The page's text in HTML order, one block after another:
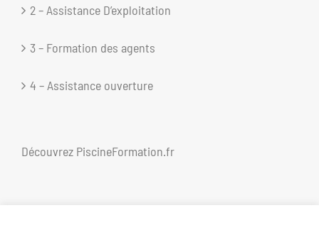
2 – Assistance D’exploitation
3 – Formation des agents
4 – Assistance ouverture
Découvrez PiscineFormation.fr